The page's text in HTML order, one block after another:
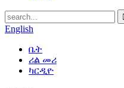
English
ቤት
ሪል መሪ
ካርዲዮ